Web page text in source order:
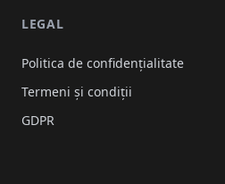
LEGAL
Politica de confidențialitate
Termeni și condiții
GDPR